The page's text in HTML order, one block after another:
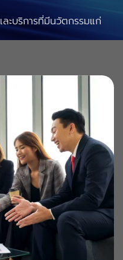
ะบริการที่มีนวัตกรรมแก่